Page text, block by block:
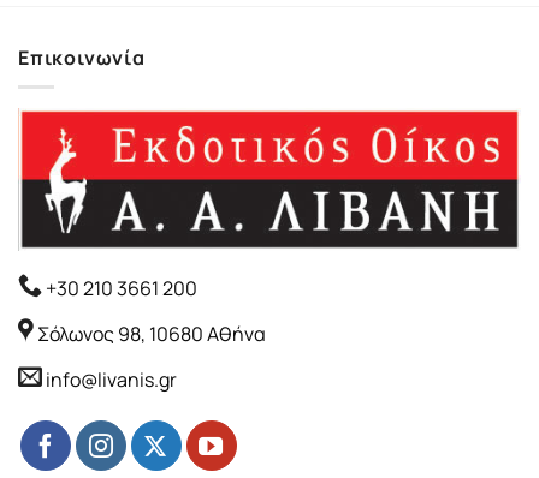
Επικοινωνία
+30 210 3661 200
Σόλωνος 98, 10680 Αθήνα
info@livanis.gr